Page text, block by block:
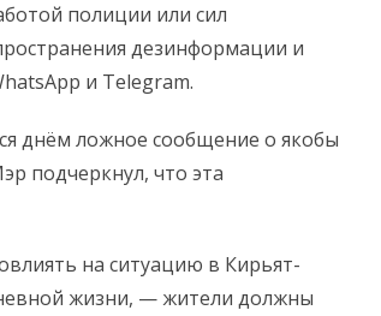
полиции или сил
дезинформации и
и Telegram.
днём ложное сообщение о якобы
подчеркнул, что эта
на ситуацию в Кирьят-
жизни, — жители должны